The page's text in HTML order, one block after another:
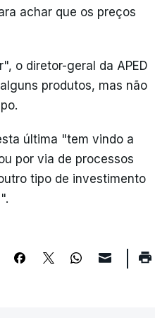
achar que os preços
o diretor-geral da APED
produtos, mas não
última "tem vindo a
por via de processos
tipo de investimento